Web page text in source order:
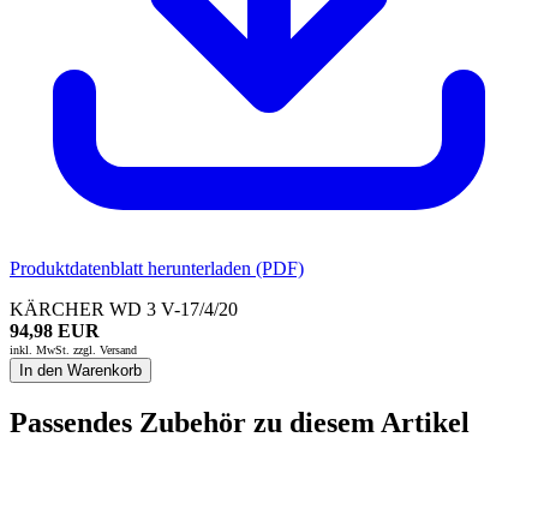
Produktdatenblatt herunterladen (PDF)
KÄRCHER WD 3 V-17/4/20
94,98 EUR
inkl. MwSt. zzgl. Versand
In den Warenkorb
Passendes Zubehör zu diesem Artikel